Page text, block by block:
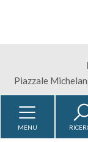
Piazzale
Sitemap
Totale
mq
MENU